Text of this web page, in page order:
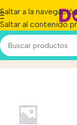
Saltar a la navegación
Saltar al contenido
HUMAN